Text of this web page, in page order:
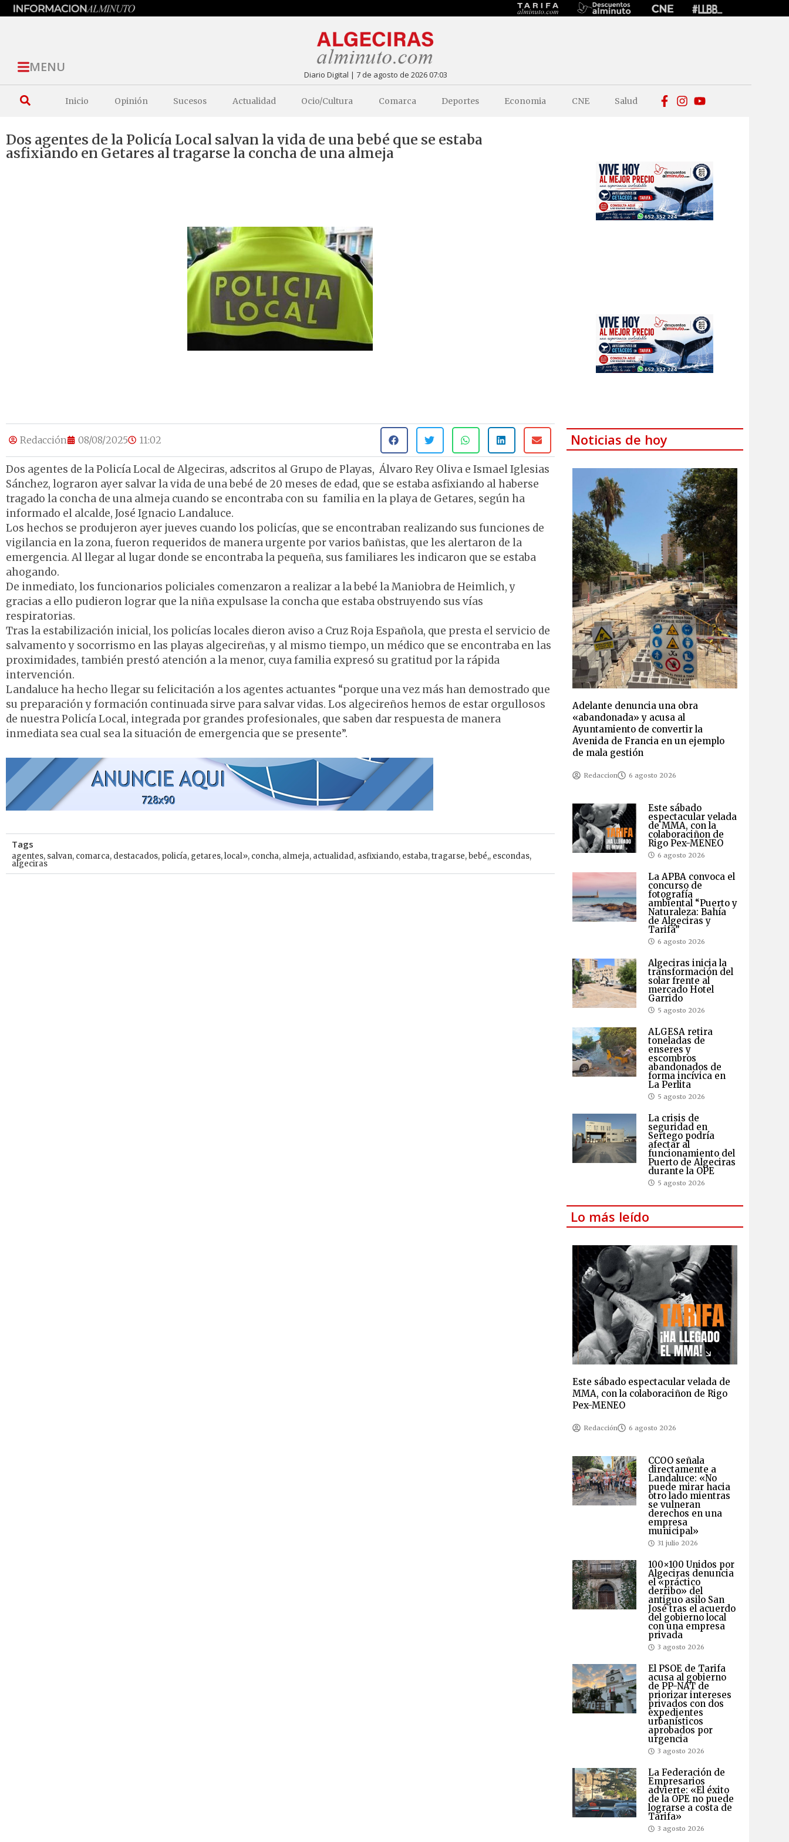
MENU Diario Digital | 7 de agosto de 2026 07:03
Inicio Opinión Sucesos Actualidad Ocio/Cultura Comarca Deportes Economia CNE Salud
Dos agentes de la Policía Local salvan la vida de una bebé que se estaba
asfixiando en Getares al tragarse la concha de una almeja
Redacción 08/08/2025 11:02
Dos agentes de la Policía Local de Algeciras, adscritos al Grupo de Playas, Álvaro Rey Oliva e Ismael Iglesias
Sánchez, lograron ayer salvar la vida de una bebé de 20 meses de edad, que se estaba asfixiando al haberse
tragado la concha de una almeja cuando se encontraba con su familia en la playa de Getares, según ha
informado el alcalde, José Ignacio Landaluce.
Los hechos se produjeron ayer jueves cuando los policías, que se encontraban realizando sus funciones de
vigilancia en la zona, fueron requeridos de manera urgente por varios bañistas, que les alertaron de la
emergencia. Al llegar al lugar donde se encontraba la pequeña, sus familiares les indicaron que se estaba
ahogando.
De inmediato, los funcionarios policiales comenzaron a realizar a la bebé la Maniobra de Heimlich, y
gracias a ello pudieron lograr que la niña expulsase la concha que estaba obstruyendo sus vías
respiratorias.
Tras la estabilización inicial, los policías locales dieron aviso a Cruz Roja Española, que presta el servicio de
salvamento y socorrismo en las playas algecireñas, y al mismo tiempo, un médico que se encontraba en las
proximidades, también prestó atención a la menor, cuya familia expresó su gratitud por la rápida
intervención.
Landaluce ha hecho llegar su felicitación a los agentes actuantes “porque una vez más han demostrado que
su preparación y formación continuada sirve para salvar vidas. Los algecireños hemos de estar orgullosos
de nuestra Policía Local, integrada por grandes profesionales, que saben dar respuesta de manera
inmediata sea cual sea la situación de emergencia que se presente”.
Tags
agentes, salvan, comarca, destacados, policía, getares,local», concha, almeja, actualidad, asfixiando, estaba,tragarse,bebé,, escondas,
algeciras
Noticias de hoy
Adelante denuncia una obra
«abandonada» y acusa al
Ayuntamiento de convertir la
Avenida de Francia en un ejemplo
de mala gestión
Redaccion 6 agosto 2026
Este sábado
espectacular velada
de MMA, con la
colaboraciñon de
Rigo Pex-MENEO
6 agosto 2026
La APBA convoca el
concurso de
fotografía
ambiental “Puerto y
Naturaleza: Bahía
de Algeciras y
Tarifa”
6 agosto 2026
Algeciras inicia la
transformación del
solar frente al
mercado Hotel
Garrido
5 agosto 2026
ALGESA retira
toneladas de
enseres y
escombros
abandonados de
forma incívica en
La Perlita
5 agosto 2026
La crisis de
seguridad en
Sertego podría
afectar al
funcionamiento del
Puerto de Algeciras
durante la OPE
5 agosto 2026
Lo más leído
Este sábado espectacular velada de
MMA, con la colaboraciñon de Rigo
Pex-MENEO
Redacción 6 agosto 2026
CCOO señala
directamente a
Landaluce: «No
puede mirar hacia
otro lado mientras
se vulneran
derechos en una
empresa
municipal»
31 julio 2026
100×100 Unidos por
Algeciras denuncia
el «práctico
derribo» del
antiguo asilo San
José tras el acuerdo
del gobierno local
con una empresa
privada
3 agosto 2026
El PSOE de Tarifa
acusa al gobierno
de PP-NAT de
priorizar intereses
privados con dos
expedientes
urbanísticos
aprobados por
urgencia
3 agosto 2026
La Federación de
Empresarios
advierte: «El éxito
de la OPE no puede
lograrse a costa de
Tarifa»
3 agosto 2026